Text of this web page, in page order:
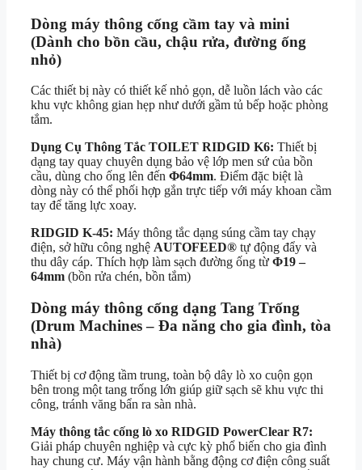
Dòng máy thông cống cầm tay và mini
(Dành cho bồn cầu, chậu rửa, đường ống
nhỏ)
Các thiết bị này có thiết kế nhỏ gọn, dễ luồn lách vào các
khu vực không gian hẹp như dưới gầm tủ bếp hoặc phòng
tắm.
Dụng Cụ Thông Tắc TOILET RIDGID K6: Thiết bị
dạng tay quay chuyên dụng bảo vệ lớp men sứ của bồn
cầu, dùng cho ống lên đến Φ64mm. Điểm đặc biệt là
dòng này có thể phối hợp gắn trực tiếp với máy khoan cầm
tay để tăng lực xoay.
RIDGID K-45: Máy thông tắc dạng súng cầm tay chạy
điện, sở hữu công nghệ AUTOFEED® tự động đẩy và
thu dây cáp. Thích hợp làm sạch đường ống từ Φ19 –
64mm (bồn rửa chén, bồn tắm)
Dòng máy thông cống dạng Tang Trống
(Drum Machines – Đa năng cho gia đình, tòa
nhà)
Thiết bị cơ động tầm trung, toàn bộ dây lò xo cuộn gọn
bên trong một tang trống lớn giúp giữ sạch sẽ khu vực thi
công, tránh văng bẩn ra sàn nhà.
Máy thông tắc cống lò xo RIDGID PowerClear R7:
Giải pháp chuyên nghiệp và cực kỳ phổ biến cho gia đình
hay chung cư. Máy vận hành bằng động cơ điện công suất